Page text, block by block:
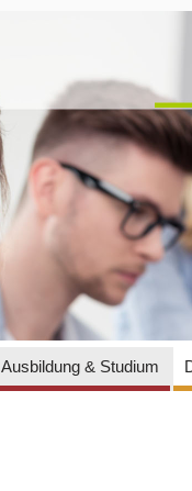
Ausbildung & Studium